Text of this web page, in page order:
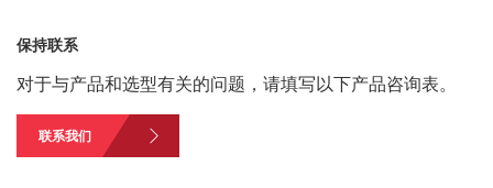
保持联系
对于与产品和选型有关的问题，请填写以下产品咨询表。
联系我们